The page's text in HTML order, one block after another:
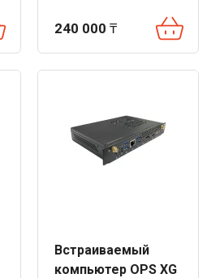
240 000 ₸
Встраиваемый
компьютер OPS XG